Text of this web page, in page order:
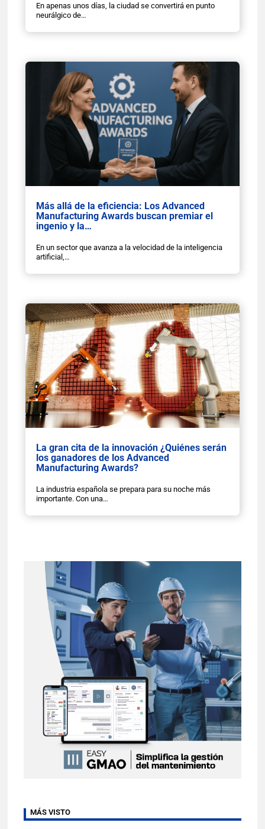
En apenas unos días, la ciudad se convertirá en punto
neurálgico de…
Más allá de la eficiencia: Los Advanced
Manufacturing Awards buscan premiar el
ingenio y la…
En un sector que avanza a la velocidad de la inteligencia
artificial,…
La gran cita de la innovación ¿Quiénes serán
los ganadores de los Advanced
Manufacturing Awards?
La industria española se prepara para su noche más
importante. Con una…
MÁS VISTO